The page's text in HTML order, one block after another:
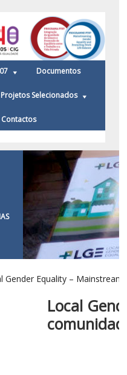
Documentos
Projetos Selecionados
Contactos
Gender Equality –
Local